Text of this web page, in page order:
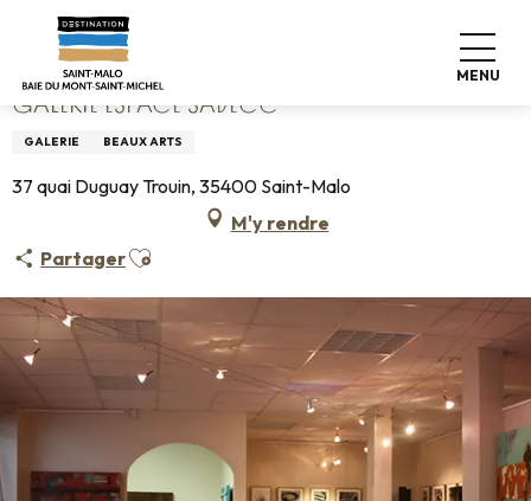
contenu
principal
MENU
Accueil Galerie Espace SADECC
GALERIE ESPACE SADECC
GALERIE BEAUX ARTS
37 quai Duguay Trouin, 35400 Saint-Malo
M'y rendre
PartagerAjouter aux favoris